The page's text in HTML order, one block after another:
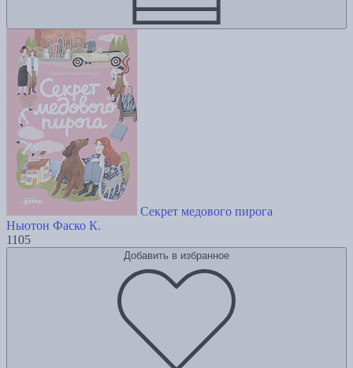
Секрет медового пирога
Ньютон Фаско К.
1105
Добавить в избранное